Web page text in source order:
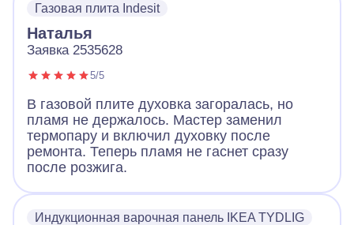
Газовая плита Indesit
Наталья
Заявка 2535628
5/5
В газовой плите духовка загоралась, но
пламя не держалось. Мастер заменил
термопару и включил духовку после
ремонта. Теперь пламя не гаснет сразу
после розжига.
Индукционная варочная панель IKEA TYDLIG